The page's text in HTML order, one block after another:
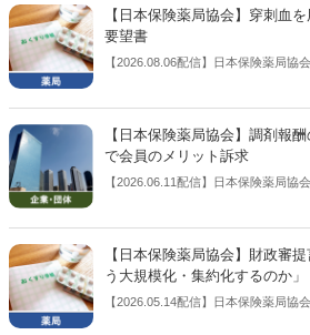
3.3％へ大きく低下した。
【日本保険薬局協会】穿刺血
要望書
【2026.08.06配信】日本保険薬局協
「穿刺血を用いる検査薬のOTC化
【日本保険薬局協会】調剤報
で会員のメリット訴求
【2026.06.11配信】日本保険薬局協
た。この中で「調剤報酬等に係る解
考え。
【日本保険薬局協会】財政審
う大規模化・集約化するのか」
【2026.05.14配信】日本保険薬局協
見を開き、財務省の財政制度等審議